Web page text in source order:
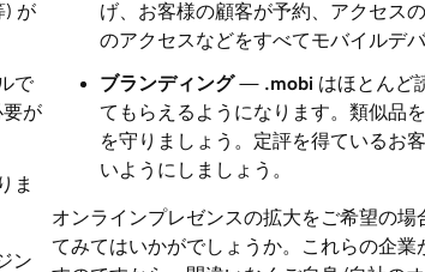
) が
で
要が
ま
ン
げ、お客様の顧客が予約、アクセス
のアクセスなどをすべてモバイルデ
ブランディング— .mobi はほとんど
てもらえるようになります。類似品
を守りましょう。定評を得ているお
いようにしましょう。
オンラインプレゼンスの拡大をご希望の
てみてはいかがでしょうか。これらの企業